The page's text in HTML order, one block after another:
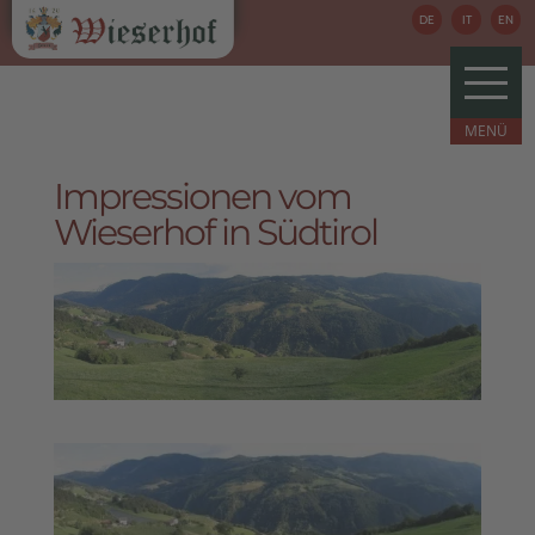
DE IT EN
Impressionen vom
Wieserhof in Südtirol